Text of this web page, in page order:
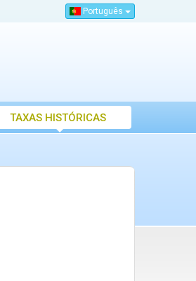
Português
TAXAS HISTÓRICAS